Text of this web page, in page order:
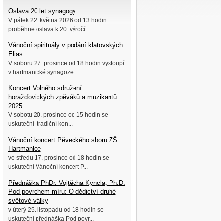
Oslava 20 let synagogy
V pátek 22. května 2026 od 13 hodin
proběhne oslava k 20. výročí ...
Vánoční spirituály v podání klatovských
Elias
V soboru 27. prosince od 18 hodin vystoupí
v hartmanické synagoze...
Koncert Volného sdružení
horažďovických zpěváků a muzikantů
2025
V sobotu 20. prosince od 15 hodin se
uskuteční tradiční kon...
Vánoční koncert Pěveckého sboru ZŠ
Hartmanice
ve středu 17. prosince od 18 hodin se
uskuteční Vánoční koncert P...
Přednáška PhDr. Vojtěcha Kyncla, Ph.D.
Pod povrchem míru: O dědictví druhé
světové války
v úterý 25. listopadu od 18 hodin se
uskuteční přednáška Pod povr...